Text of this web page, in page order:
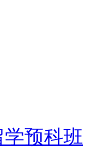
预科班